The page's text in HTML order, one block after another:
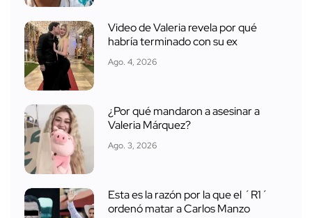
Video de Valeria revela por qué
habría terminado con su ex
Ago. 4, 2026
¿Por qué mandaron a asesinar a
Valeria Márquez?
Ago. 3, 2026
Esta es la razón por la que el ´R1´
ordenó matar a Carlos Manzo